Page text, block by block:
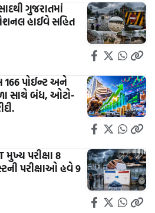
ગુજરાતમાં
હાઈવે સહિત
પોઈન્ટ અને
સાથે બંધ, ઓટો-
પરીક્ષા 8
પરીક્ષાઓ હવે 9